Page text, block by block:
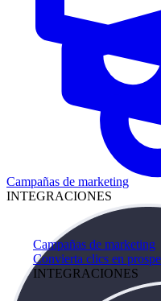
Campañas de marketing
Convierta clics en
INTEGRACIONES
Campañas de marketing
INTEGRACIONES